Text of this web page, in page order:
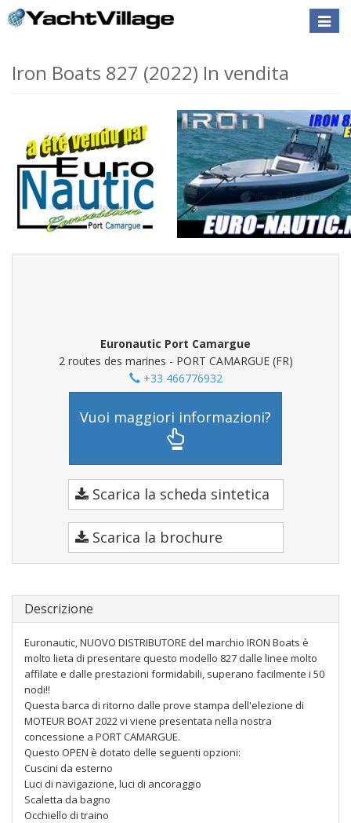
Toggle
Iron Boats 827 (2022) In vendita
Euronautic Port Camargue
2 routes des marines - PORT CAMARGUE (FR)
+33 466776932
Vuoi maggiori informazioni?
Scarica la scheda sintetica
Scarica la brochure
Descrizione
Euronautic, NUOVO DISTRIBUTORE del marchio IRON Boats è
molto lieta di presentare questo modello 827 dalle linee molto
affilate e dalle prestazioni formidabili, superano facilmente i 50
nodi!!
Questa barca di ritorno dalle prove stampa dell'elezione di
MOTEUR BOAT 2022 vi viene presentata nella nostra
concessione a PORT CAMARGUE.
Questo OPEN è dotato delle seguenti opzioni:
Cuscini da esterno
Luci di navigazione, luci di ancoraggio
Scaletta da bagno
Occhiello di traino